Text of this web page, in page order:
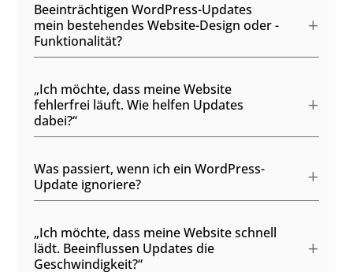
Beeinträchtigen WordPress-Updates
mein bestehendes Website-Design oder -
Funktionalität?
„Ich möchte, dass meine Website
fehlerfrei läuft. Wie helfen Updates
dabei?“
Was passiert, wenn ich ein WordPress-
Update ignoriere?
„Ich möchte, dass meine Website schnell
lädt. Beeinflussen Updates die
Geschwindigkeit?“